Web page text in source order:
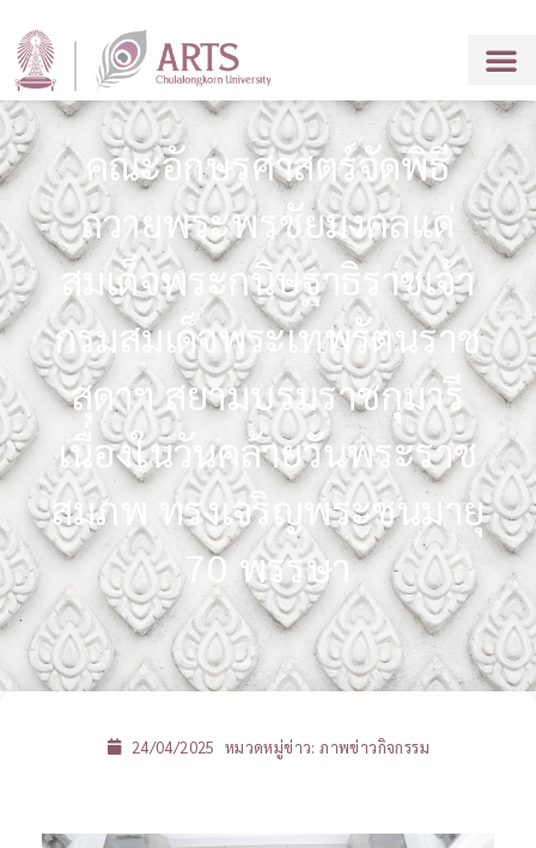
คณะอักษรศาสตร์จัดพิธี
ถวายพระพรชัยมงคลแด่
สมเด็จพระกนิษฐาธิราชเจ้า
กรมสมเด็จพระเทพรัตนราช
สุดาฯ สยามบรมราชกุมารี
เนื่องในวันคล้ายวันพระราช
สมภพ ทรงเจริญพระชนมายุ
70 พรรษา
24/04/2025 หมวดหมู่ข่าว:ภาพข่าวกิจกรรม